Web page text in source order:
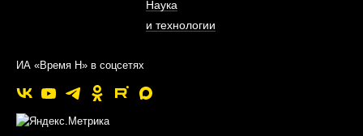
Наука
и технологии
ИА «Время Н» в соцсетях